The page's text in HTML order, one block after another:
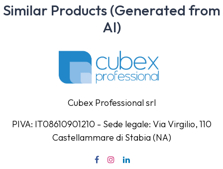
Similar Products (Generated from
AI)
Cubex Professional srl
PIVA: IT08610901210 - Sede legale: Via Virgilio, 110
Castellammare di Stabia (NA)